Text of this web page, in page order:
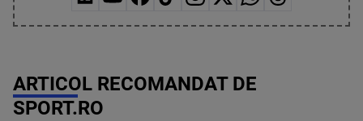
ARTICOL RECOMANDAT DE
SPORT.RO